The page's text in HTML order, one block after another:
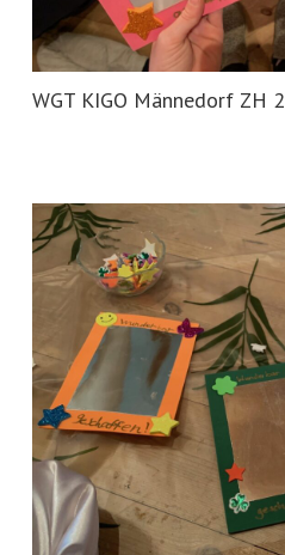
WGT KIGO Männedorf ZH 2